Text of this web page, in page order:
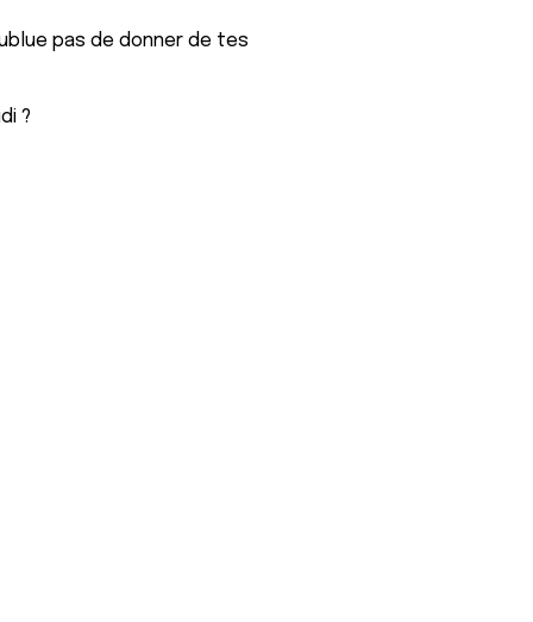
pas de donner de tes
?